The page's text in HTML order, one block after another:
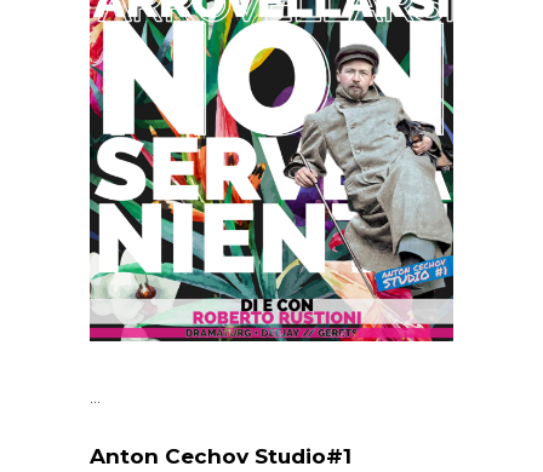
Anton Cechov Studio#1